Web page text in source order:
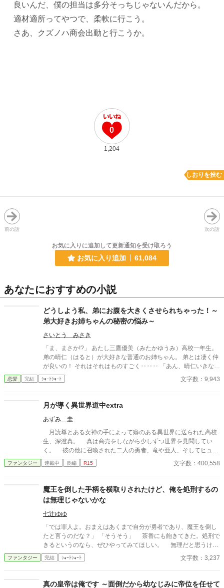
良いんだ、僕の担当は多分そっちじゃないんだから。
適材適所ってやつで、柔軟に行こう。
さあ、クズノハ商会出動と行こうか。
0
1,204
しおりを挟む
前の話 次の話
お気に入りに追加して更新通知を受け取ろう
お気に入り追加 61,084
あなたにおすすめの小説
どうしよう私、弟にお腹を大きくさせられちゃった！～
弟大好きお姉ちゃんの秘密の悩み～
さいとう みさき
「ま、まさか!?」 あたし三鷹優美（みたかゆうみ）高校一年生。
弟の晴仁（はると）が大好きな普通のお姉ちゃん。 弟とは凄く仲
が良いの！ それはそれはものすごく‥‥‥ 「あん、晴仁いきなり
そんなのお口に入らないよぉ～♡」 そんな関係のあたしたち。 で
もある日トイレであたしはアレが来そうなのになかなか来ないの
お腹が出て来てる!?」 お姉ちゃんの秘密の悩みです。
恋愛 完結 ｼｮｰﾄｼｮｰﾄ 文字数：9,943
月が導く異世界道中extra
あずみ 圭
月読尊とある女神の手によって癖のある異世界に送られた高校
生、深澄真。 真は商売をしながら少しずつ世界を見聞してい
く。 彼の他に召喚された二人の勇者、竜や亜人、そしてヒュー
マンと魔族の戦争、次々に真は事件に関わっていく。 これはそ
んな真と、彼を慕う（基本人外の）者達の異世界道中物語。 こ
ファンタジー 連載中 長編 R15 文字数：400,558
魔王を倒した手柄を横取りされたけど、俺を処刑するの
は無理じゃないかな
七辻ゆゆ
「では罪人よ。おまえはあくまで自分が勇者であり、魔王を倒し
たと言うのだな？」 「そうそう」 茶番にも飽きてきた。処刑で
きるというのなら、ぜひやってみてほしい。 無理だと思うけ
ど。
ファンタジー 完結 ｼｮｰﾄｼｮｰﾄ 文字数：3,237
真の皇帝は俺です ～面倒だから幼なじみに帝位を任せて